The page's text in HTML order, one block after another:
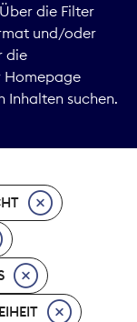
die Filter
und/oder
die
Homepage
Inhalten suchen.